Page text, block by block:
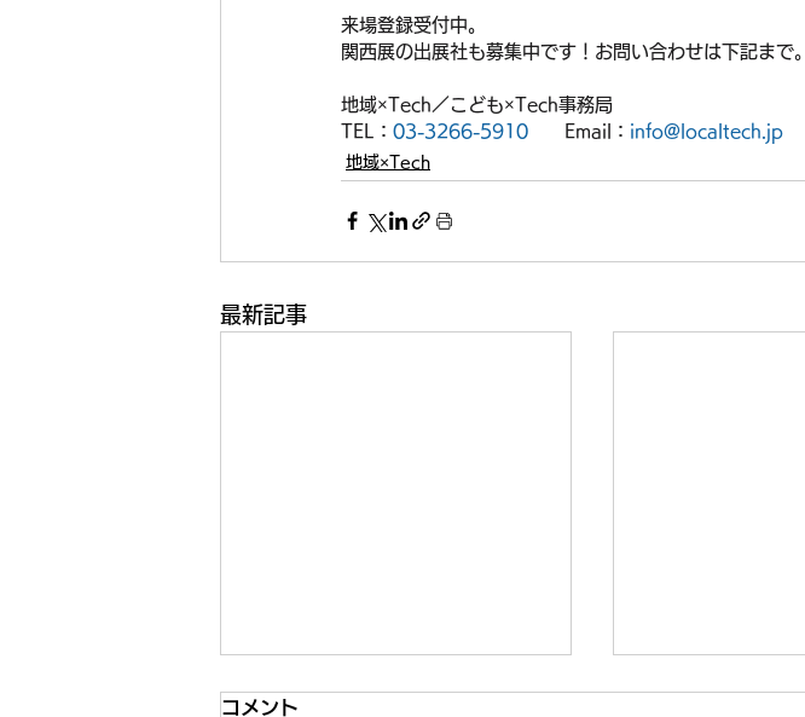
来場登録受付中。
関西展の出展社も募集中です！お問い合わせは下記まで。
地域×Tech／こども×Tech事務局
TEL： 03-3266-5910 Email： info@localtech.jp
地域×Tech
最新記事
コメント